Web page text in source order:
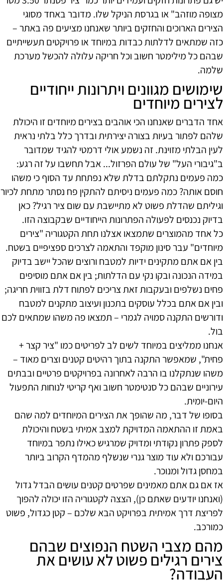
מצופה מוזהב" או בגרסת הניקל שלו. מדובר באחד מסוגי
הצירים הארוכים והחזקים ביותר שאנחנו מציעים פה באתר –
כזה שמתאים לדלתות כבדות במיוחד או פרויקטים תעשייתיים
שבהם כל מילימטר חשוב וכל חריקה עלולה להכשל מערכת
שלמה.
שימושים מגוונים ויתרונות ייחודיים
לצירים מיוחדים
אחד הדברים שאנחנו הכי אוהבים בצירים מיוחדים זו היכולת
שלהם לפתור בעיות בצורה יצירתית ובדרך כלל בלתי נראית
לעין הבלתי מזוינת. זה נשמע אולי דרמטי להגיד שמדובר
ב"גיבורי העל" של עולם הפרזול... אבל תחשבו על זה רגע:
כמה פעמים נתקלתם בדלת שלא נפתחת עד הסוף כי משהו
חוסם אותה? כמה פעמים ניסיתם להתקין פח נסתר מתחת לכיור
וגיליתם שהדלת פשוט לא מתיישבת עם שום ציר רגיל? כאן
בדיוק נכנסים לפעולה הפתרונות הייחודיים שבקבוצה הזו.
כל אחד מהמוצרים שתמצאו אצלנו תחת הקטגוריה "צירים
מיוחדים" עבר סינון מוקפד והתאמה לצרכים ספציפיים בשטח.
בין אם אתם מתקינים ידיות למטבח ורוצים שהכל יישב בדיוק
במידה הנכונה ובקו נקי עם הדלתות; בין אם אתם מוסיפים
פחים נשלפים ובעקבות זאת צריכים לפתוח דלת בזווית חריגה;
ובין אם אתם בכלל עוסקים בתכנון ועיצוב מתקנים למטבח
ודורשים התקנה סמויה לגמרי – תמצאו פה משהו שמתאים לכם
בול.
אנחנו ממליצים במיוחד לשים לב לפריטים כמו "ציר קצר +
פחית", שמאפשר התקנה בתוך רהיטים קטנים וצרים מאוד –
משהו שנתקלנו בו הרבה לאחרונה בפרויקטים פרטיים ובבתים
עירוניים שבהם כל סנטימטר חשוב ואף קריטי לנוחות התפעול
היום-יומית.
בסופו של דבר, מה שהופך את הצירים המיוחדים למה שהם
באמת זו ההתאמה המדויקת למצב אמיתי בשטח והיכולת
לספק פתרון נקודתי ומדויק שמרגיש כאילו נתפר במיוחד
עבורכם ולא עוד מוצר גנרי שנשלף מהמדף הקרוב ביותר
במחסן גדול ומנוכר.
אז אם גם אתם מאמינים שפרטים קטנים עושים הבדל גדול
(ואנחנו יודעים שאתם כן), הצצה לקטגוריה הזו יכולה להפוך
לפריצת דרך אמיתית בפרויקט הבא שלכם – קטן כגדול, פשוט
כמורכב.
מהם מצבי השטח הנפוצים שבהם
צירים רגילים פשוט לא עושים את
העבודה?